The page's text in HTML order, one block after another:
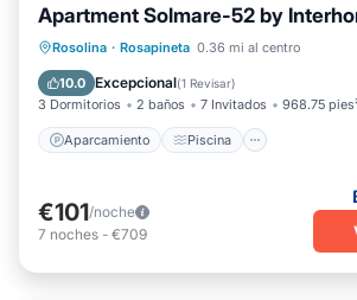
Apartment Solmare-52 by
Rosolina · Rosapineta 0.36 mi al centro
10.0 Excepcional(1 Revisar)
3 Dormitorios 2 baños 7 Invitados 968.75
Aparcamiento Piscina
Aparcamiento
Piscina
Balcón/Terraza
€101/noche
7 noches - €709